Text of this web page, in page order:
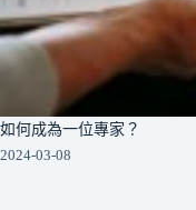
如何成為一位專家？
2024-03-08